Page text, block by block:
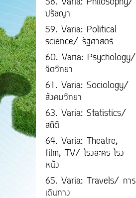
ปรัชญา
59. Varia: Political
science/ รัฐศาสตร์
60. Varia: Psychology/
จิตวิทยา
61. Varia: Sociology/
สังคมวิทยา
63. Varia: Statistics/
สถิติ
64. Varia: Theatre,
film, TV/ โรงละคร โรง
หนัง
65. Varia: Travels/ การ
เดินทาง